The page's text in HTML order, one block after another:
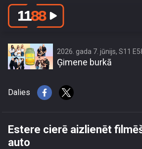
Estere cierē aizlienēt
2026. gada 7. jūnijs, S11
Ģimene burkā
Dalies
Estere cierē aizlienēt
auto